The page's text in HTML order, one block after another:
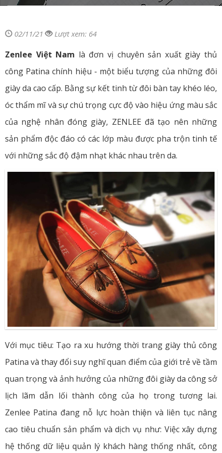
02/11/21 Lượt xem: 64
Zenlee Việt Nam là đơn vị chuyên sản xuất giày thủ
công Patina chính hiệu - một biểu tượng của những đôi
giày da cao cấp. Bằng sự kết tinh từ đôi bàn tay khéo léo,
óc thẩm mĩ và sự chú trọng cực độ vào hiệu ứng màu sắc
của nghệ nhân đóng giày, ZENLEE đã tạo nên những
sản phẩm độc đáo có các lớp màu được pha trộn tinh tế
với những sắc độ đậm nhạt khác nhau trên da.
Với mục tiêu: Tạo ra xu hướng thời trang giày thủ công
Patina và thay đổi suy nghĩ quan điểm của giới trẻ về tầm
quan trọng và ảnh hưởng của những đôi giày da công sở
lịch lãm dẫn lối thành công của họ trong tương lai.
Zenlee Patina đang nỗ lực hoàn thiện và liên tục nâng
cao tiêu chuẩn sản phẩm và dịch vụ như: Việc xây dựng
hệ thống dữ liệu quản lý khách hàng thống nhất, công